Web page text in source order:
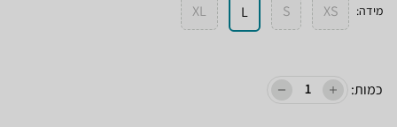
מידה:
XS
S
L
XL
כמות: